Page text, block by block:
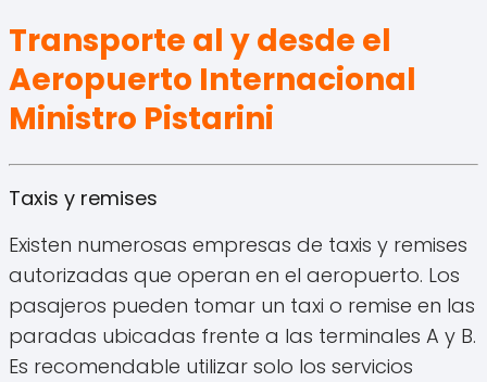
Transporte al y desde el
Aeropuerto Internacional
Ministro Pistarini
Taxis y remises
Existen numerosas empresas de taxis y remises
autorizadas que operan en el aeropuerto. Los
pasajeros pueden tomar un taxi o remise en las
paradas ubicadas frente a las terminales A y B.
Es recomendable utilizar solo los servicios